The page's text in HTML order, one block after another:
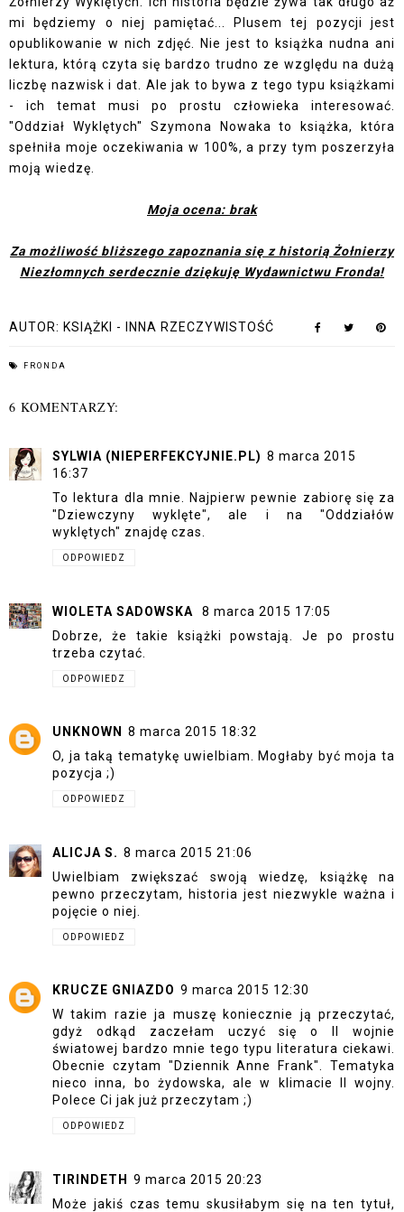
mi będziemy o niej pamiętać... Plusem tej pozycji jest
opublikowanie w nich zdjęć. Nie jest to książka nudna ani
lektura, którą czyta się bardzo trudno ze względu na dużą
liczbę nazwisk i dat. Ale jak to bywa z tego typu książkami
- ich temat musi po prostu człowieka interesować.
"Oddział Wyklętych" Szymona Nowaka to książka, która
spełniła moje oczekiwania w 100%, a przy tym poszerzyła
moją wiedzę.
Moja ocena: brak
Za możliwość bliższego zapoznania się z historią Żołnierzy
Niezłomnych serdecznie dziękuję Wydawnictwu Fronda!
AUTOR: KSIĄŻKI - INNA RZECZYWISTOŚĆ
FRONDA
6 KOMENTARZY:
SYLWIA (NIEPERFEKCYJNIE.PL) 8 marca 2015
16:37
To lektura dla mnie. Najpierw pewnie zabiorę się za
"Dziewczyny wyklęte", ale i na "Oddziałów
wyklętych" znajdę czas.
ODPOWIEDZ
WIOLETA SADOWSKA
8 marca 2015 17:05
Dobrze, że takie książki powstają. Je po prostu
trzeba czytać.
ODPOWIEDZ
UNKNOWN
8 marca 2015 18:32
O, ja taką tematykę uwielbiam. Mogłaby być moja ta
pozycja ;)
ODPOWIEDZ
ALICJA S. 8 marca 2015 21:06
Uwielbiam zwiększać swoją wiedzę, książkę na
pewno przeczytam, historia jest niezwykle ważna i
pojęcie o niej.
ODPOWIEDZ
KRUCZE GNIAZDO 9 marca 2015 12:30
W takim razie ja muszę koniecznie ją przeczytać,
gdyż odkąd zaczełam uczyć się o II wojnie
światowej bardzo mnie tego typu literatura ciekawi.
Obecnie czytam "Dziennik Anne Frank". Tematyka
nieco inna, bo żydowska, ale w klimacie II wojny.
Polece Ci jak już przeczytam ;)
ODPOWIEDZ
TIRINDETH 9 marca 2015 20:23
Może jakiś czas temu skusiłabym się na ten tytuł,